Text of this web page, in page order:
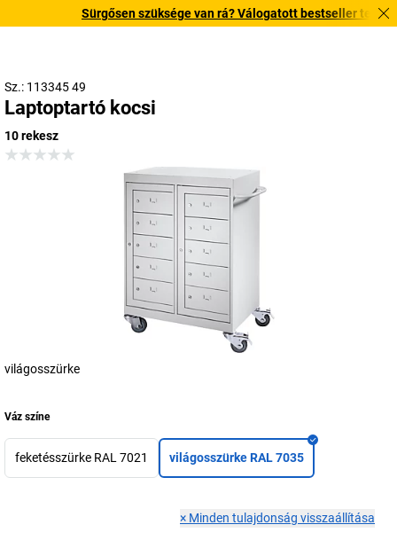
Sürgősen szüksége van rá? Válogatott bestseller
Sz.: 113345 49
Laptoptartó kocsi
10 rekesz
világosszürke
Váz színe
feketésszürke RAL 7021 világosszürke RAL 7035
× Minden tulajdonság visszaállítása